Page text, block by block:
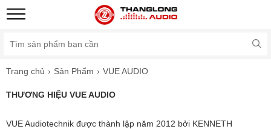
Trang chủ Sản Phẩm VUE AUDIO
THƯƠNG HIỆU VUE AUDIO
VUE Audiotechnik được thành lập năm 2012 bởi KENNETH